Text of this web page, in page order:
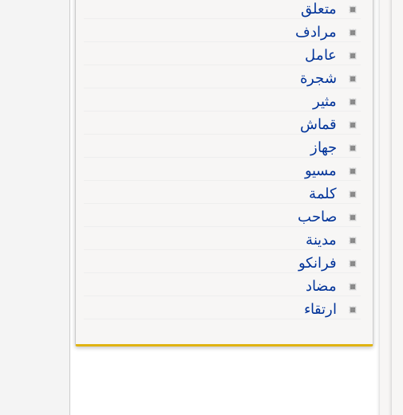
متعلق
مرادف
عامل
شجرة
مثير
قماش
جهاز
مسيو
كلمة
صاحب
مدينة
فرانكو
مضاد
ارتقاء